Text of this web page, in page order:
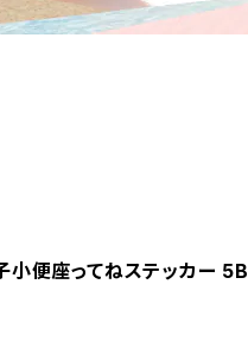
小便座ってねステッカー 5B